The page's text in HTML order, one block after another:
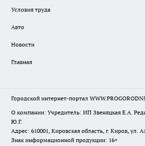
Условия труда
Авто
Новости
Главная
Городской интернет-портал
О компании: Учредитель: ИП Звеняцкая Е.А.
Ю.Г.
Адрес: 610001, Кировская область, г. Киров, ул.
Знак информационной продукции: 16+